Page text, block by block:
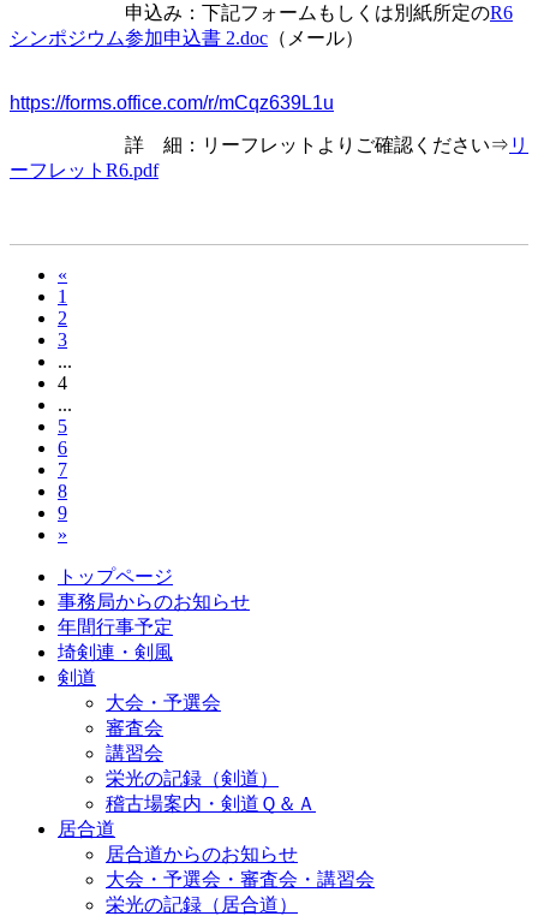
申込み：下記フォームもしくは別紙所定のR6
シンポジウム参加申込書 2.doc （メール）
https://forms.office.com/r/mCqz639L1u
詳 細：リーフレットよりご確認ください⇒ リ
ーフレットR6.pdf
«
1
2
3
...
4
...
5
6
7
8
9
»
トップページ
事務局からのお知らせ
年間行事予定
埼剣連・剣風
剣道
大会・予選会
審査会
講習会
栄光の記録（剣道）
稽古場案内・剣道Ｑ＆Ａ
居合道
居合道からのお知らせ
大会・予選会・審査会・講習会
栄光の記録（居合道）